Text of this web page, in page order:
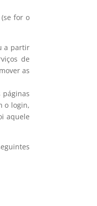
for o
a partir
de
as
páginas
o login,
aquele